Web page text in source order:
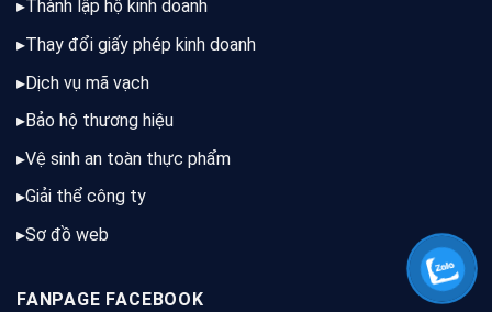
▸Thành lập hộ kinh doanh
▸Thay đổi giấy phép kinh doanh
▸Dịch vụ mã vạch
▸Bảo hộ thương hiệu
▸Vệ sinh an toàn thực phẩm
▸Giải thể công ty
▸Sơ đồ web
FANPAGE FACEBOOK